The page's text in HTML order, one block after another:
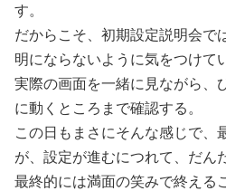
す。
だからこそ、初期設定説明会で
明にならないように気をつけて
実際の画面を一緒に見ながら、
に動くところまで確認する。
この日もまさにそんな感じで、
が、設定が進むにつれて、だん
最終的には満面の笑みで終える